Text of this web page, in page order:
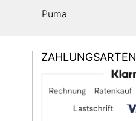
Puma
ZAHLUNGSARTEN